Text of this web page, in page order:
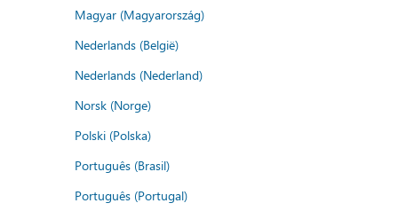
Magyar (Magyarország)
Nederlands (België)
Nederlands (Nederland)
Norsk (Norge)
Polski (Polska)
Português (Brasil)
Português (Portugal)